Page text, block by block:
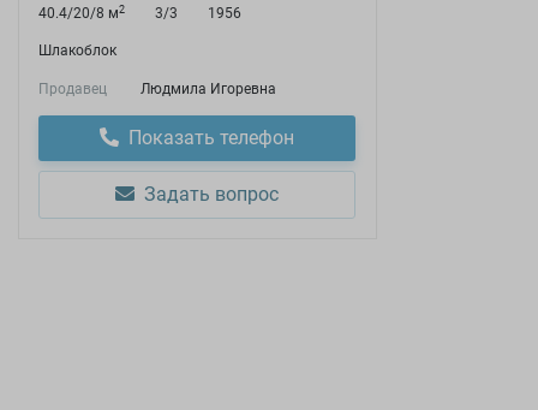
40.4/20/8 м2 3/3 1956
Шлакоблок
Продавец Людмила Игоревна
Показать телефон
Задать вопрос